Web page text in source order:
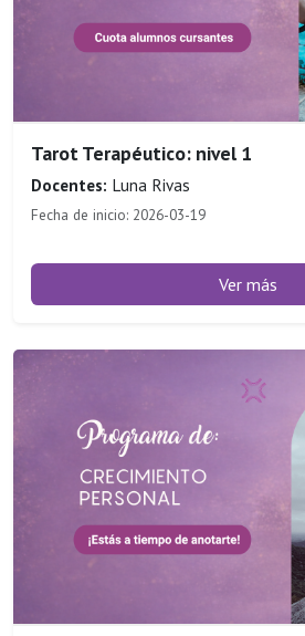
Tarot Terapéutico: nivel 1
Docentes: Luna Rivas
Fecha de inicio: 2026-03-19
Ver más